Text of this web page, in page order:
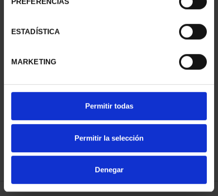
ESTADÍSTICA
MARKETING
Permitir todas
Permitir la selección
Denegar
ETCHING 'COMBARRO'
€96.00